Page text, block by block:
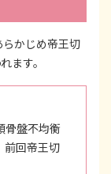
かじめ帝王切
ます。
骨盤不均衡
前回帝王切